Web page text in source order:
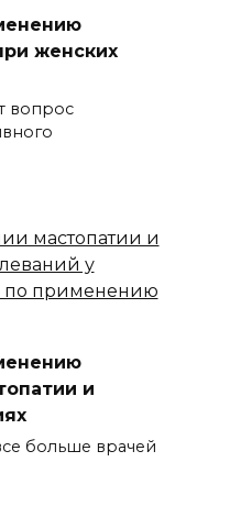
женских
вопрос
и
больше врачей